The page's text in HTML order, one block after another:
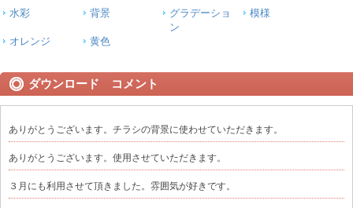
水彩 背景
グラデーショ
ン
模様
オレンジ 黄色
ダウンロード コメント
ありがとうございます。チラシの背景に使わせていただきます。
ありがとうございます。使用させていただきます。
３月にも利用させて頂きました。雰囲気が好きです。